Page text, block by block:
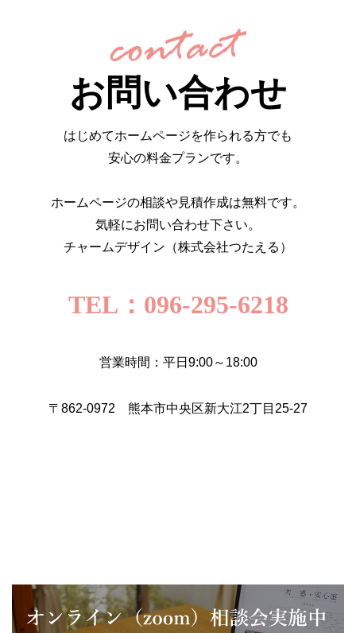
お問い合わせ
はじめてホームページを作られる方でも
安心の料金プランです。
ホームページの相談や見積作成は無料です。
気軽にお問い合わせ下さい。
チャームデザイン（株式会社つたえる）
TEL：096-295-6218
営業時間：平日9:00～18:00
〒862-0972 熊本市中央区新大江2丁目25-27